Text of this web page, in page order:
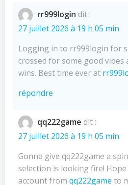
rr999login dit :
27 juillet 2026 à 19 h 05 min
Logging in to rr999login for
crossed for some good vibes
wins. Best time ever at
répondre
qq222game dit :
27 juillet 2026 à 19 h 05 min
Gonna give qq222game a
selection is looking fire!
account from qq222game to